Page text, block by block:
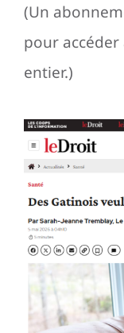
(Un
pour accéder
entier.)